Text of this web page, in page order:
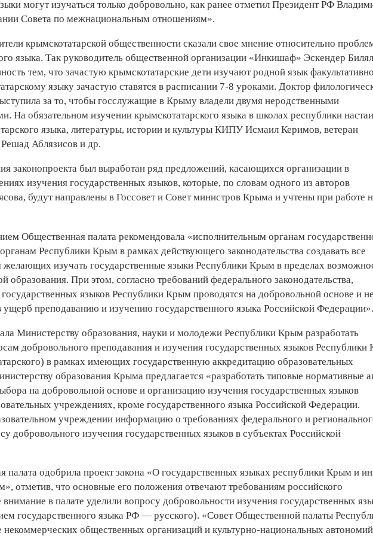
могут изучаться только добровольно, как ранее отметил Президент РФ
Совета по межнациональным отношениям».
крымскотатарской общественности сказали свое мнение относительно
языка. Так руководитель общественной организации «Инкишаф» Эскендер
тем, что зачастую крымскотатарские дети изучают родной язык
языку зачастую ставятся в расписании 7-8 уроками. Доктор
за то, чтобы госслужащие в Крыму владели двумя неродственными
На обязательном изучении крымскотатарского языка в школах республики
языка, литературы, истории и культуры КИПУ Исмаил Керимов, ветеран
Аблязисов и др.
законопроекта был выработан ряд предложений, касающихся организации в
изучения государственных языков, которые, по словам одного из авторов
будут направлены в Госсовет и Совет министров Крыма и учтены при работе
Общественная палата рекомендовала «исполнительным органам
Республики Крым в рамках действующего законодательства создавать все
изучать государственные языки Республики Крым в пределах
образования. При этом, согласно требований федерального законодательства,
языков Республики Крым проводятся на добровольной основе и не
преподаванию и изучению государственного языка Российской Федерации».
Министерству образования, науки и молодежи Республики Крым разработать
добровольного преподавания и изучения государственных языков
в рамках имеющих государственную аккредитацию образовательных
образования Крыма предлагается «разработать типовые нормативные
на добровольной основе и организацию изучения государственных языков
учреждениях, кроме государственного языка Российской Федерации.
учреждении информацию о требованиях федерального и
добровольного изучения государственных языков в субъектах Российской
одобрила проект закона «О государственных языках республики Крым и
отметив, что основные его положения отвечают требованиям российского
внимание в палате уделили вопросу добровольности изучения государственных
государственного языка РФ — русского). «Совет Общественной палаты
общественных организаций и культурно-национальных автономий